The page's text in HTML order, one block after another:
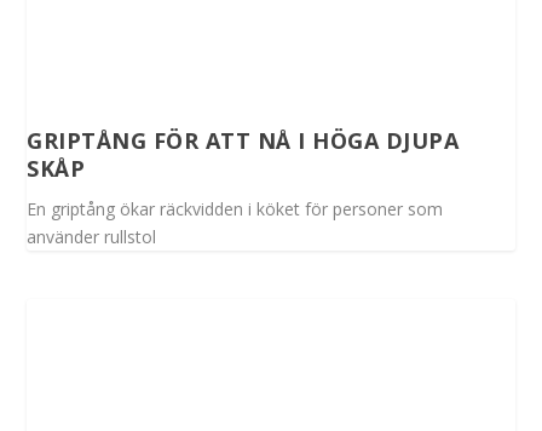
GRIPTÅNG FÖR ATT NÅ I HÖGA DJUPA
SKÅP
En griptång ökar räckvidden i köket för personer som
använder rullstol